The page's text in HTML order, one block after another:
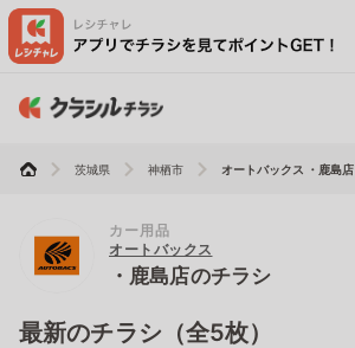
茨城県 神栖市 オートバックス ・鹿島店
カー用品
オートバックス
・鹿島店のチラシ
最新のチラシ（全5枚）